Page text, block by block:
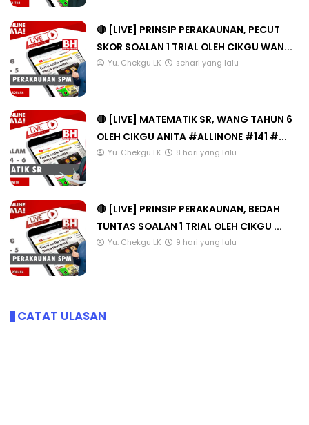
🔴 [LIVE] PRINSIP PERAKAUNAN, PECUT
SKOR SOALAN 1 TRIAL OLEH CIKGU WAN...
Yu. Chekgu LK sehari yang lalu
🔴 [LIVE] MATEMATIK SR, WANG TAHUN 6
OLEH CIKGU ANITA #ALLINONE #141 #...
Yu. Chekgu LK 8 hari yang lalu
🔴 [LIVE] PRINSIP PERAKAUNAN, BEDAH
TUNTAS SOALAN 1 TRIAL OLEH CIKGU ...
Yu. Chekgu LK 9 hari yang lalu
CATAT ULASAN